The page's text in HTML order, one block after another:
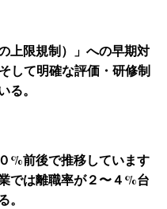
上限規制）」への早期対
して明確な評価・研修制
。
%前後で推移しています
では離職率が２〜４%台